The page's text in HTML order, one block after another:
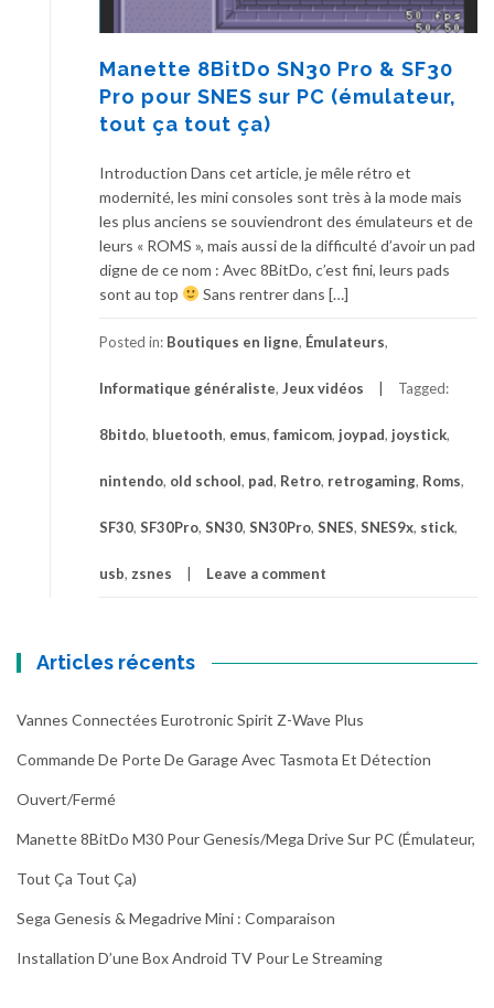
Manette 8BitDo SN30 Pro & SF30
Pro pour SNES sur PC (émulateur,
tout ça tout ça)
Introduction Dans cet article, je mêle rétro et
modernité, les mini consoles sont très à la mode mais
les plus anciens se souviendront des émulateurs et de
leurs « ROMS », mais aussi de la difficulté d’avoir un pad
digne de ce nom : Avec 8BitDo, c’est fini, leurs pads
sont au top
Sans rentrer dans […]
Posted in: Boutiques en ligne, Émulateurs,
Informatique généraliste, Jeux vidéos Tagged:
8bitdo, bluetooth, emus, famicom, joypad, joystick,
nintendo, old school, pad, Retro, retrogaming, Roms,
SF30, SF30Pro, SN30, SN30Pro, SNES, SNES9x, stick,
usb, zsnes Leave a comment
Articles récents
Vannes Connectées Eurotronic Spirit Z-Wave Plus
Commande De Porte De Garage Avec Tasmota Et Détection
Ouvert/fermé
Manette 8BitDo M30 Pour Genesis/Mega Drive Sur PC (émulateur,
Tout Ça Tout Ça)
Sega Genesis & Megadrive Mini : Comparaison
Installation D’une Box Android TV Pour Le Streaming